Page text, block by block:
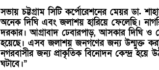
সভায় চট্টগ্রাম সিটি কর্পোরেশনের মেয়র ডা.
অনেক দিঘি এবং জলাশয় হারিয়ে ফেলেছি।
দরকার। আগ্রাবাদ ঢেবারপাড়, আসকার দিঘি ও
হয়েছে। এসব জলাশয় জনগণের জন্য উন্মুক্ত
নগরবাসীর জন্য প্রাকৃতিক বিনোদন কেন্দ্র হয়ে
ঘটাবে।”